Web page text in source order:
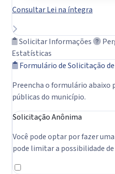
Consultar Lei na íntegra
Solicitar Informações
Estatísticas
Formulário de Solicitação
Preencha o formulário
públicas do município.
Solicitação Anônima
Você pode optar por fazer
pode limitar a possibilidade